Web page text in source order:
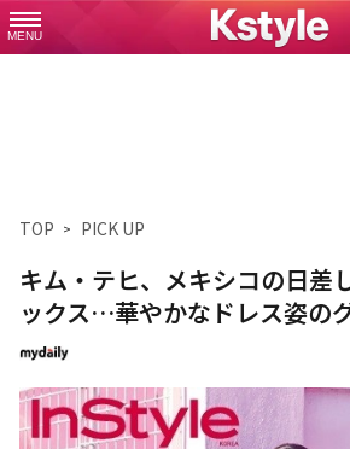
MENU
TOP PICK UP
キム・テヒ、メキシコの日差
ックス…華やかなドレス姿の